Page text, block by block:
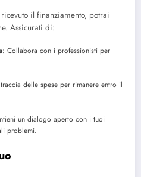
il finanziamento, potrai
Assicurati di:
: Collabora con i professionisti per
delle spese per rimanere entro il
un dialogo aperto con i tuoi
problemi.